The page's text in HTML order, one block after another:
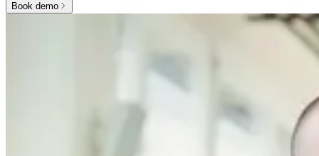
Book demo